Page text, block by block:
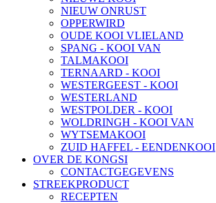
NIEUW ONRUST
OPPERWIRD
OUDE KOOI VLIELAND
SPANG - KOOI VAN
TALMAKOOI
TERNAARD - KOOI
WESTERGEEST - KOOI
WESTERLAND
WESTPOLDER - KOOI
WOLDRINGH - KOOI VAN
WYTSEMAKOOI
ZUID HAFFEL - EENDENKOOI
OVER DE KONGSI
CONTACTGEGEVENS
STREEKPRODUCT
RECEPTEN